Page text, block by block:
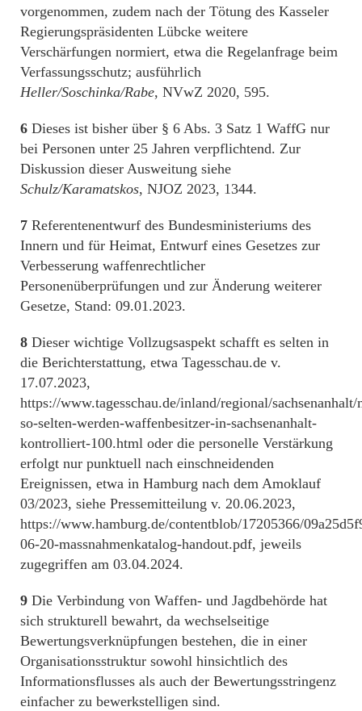
vorgenommen, zudem nach der Tötung des Kasseler
Regierungspräsidenten Lübcke weitere
Verschärfungen normiert, etwa die Regelanfrage beim
Verfassungsschutz; ausführlich
Heller/Soschinka/Rabe, NVwZ 2020, 595.
6 Dieses ist bisher über § 6 Abs. 3 Satz 1 WaffG nur
bei Personen unter 25 Jahren verpflichtend. Zur
Diskussion dieser Ausweitung siehe
Schulz/Karamatskos, NJOZ 2023, 1344.
7 Referentenentwurf des Bundesministeriums des
Innern und für Heimat, Entwurf eines Gesetzes zur
Verbesserung waffenrechtlicher
Personenüberprüfungen und zur Änderung weiterer
Gesetze, Stand: 09.01.2023.
8 Dieser wichtige Vollzugsaspekt schafft es selten in
die Berichterstattung, etwa Tagesschau.de v.
17.07.2023,
https://www.tagesschau.de/inland/regional/sachsenanhalt/
so-selten-werden-waffenbesitzer-in-sachsenanhalt-
kontrolliert-100.html oder die personelle Verstärkung
erfolgt nur punktuell nach einschneidenden
Ereignissen, etwa in Hamburg nach dem Amoklauf
03/2023, siehe Pressemitteilung v. 20.06.2023,
https://www.hamburg.de/contentblob/17205366/
06-20-massnahmenkatalog-handout.pdf, jeweils
zugegriffen am 03.04.2024.
9 Die Verbindung von Waffen- und Jagdbehörde hat
sich strukturell bewahrt, da wechselseitige
Bewertungsverknüpfungen bestehen, die in einer
Organisationsstruktur sowohl hinsichtlich des
Informationsflusses als auch der Bewertungsstringenz
einfacher zu bewerkstelligen sind.